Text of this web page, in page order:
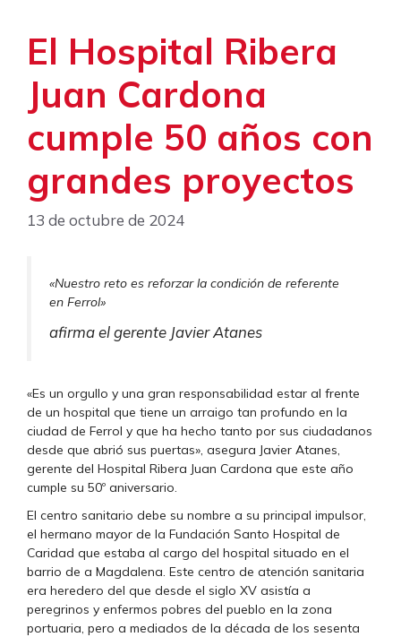
El Hospital Ribera
Juan Cardona
cumple 50 años con
grandes proyectos
13 de octubre de 2024
«Nuestro reto es reforzar la condición de referente
en Ferrol»
afirma el gerente Javier Atanes
«Es un orgullo y una gran responsabilidad estar al frente
de un hospital que tiene un arraigo tan profundo en la
ciudad de Ferrol y que ha hecho tanto por sus ciudadanos
desde que abrió sus puertas», asegura Javier Atanes,
gerente del Hospital Ribera Juan Cardona que este año
cumple su 50º aniversario.
El centro sanitario debe su nombre a su principal impulsor,
el hermano mayor de la Fundación Santo Hospital de
Caridad que estaba al cargo del hospital situado en el
barrio de a Magdalena. Este centro de atención sanitaria
era heredero del que desde el siglo XV asistía a
peregrinos y enfermos pobres del pueblo en la zona
portuaria, pero a mediados de la década de los sesenta